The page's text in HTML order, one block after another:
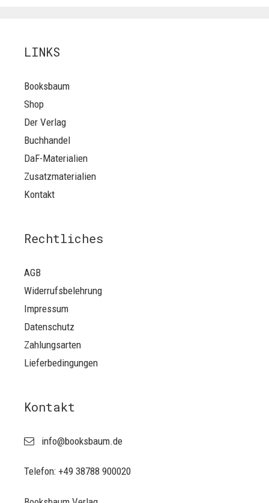
LINKS
Booksbaum
Shop
Der Verlag
Buchhandel
DaF-Materialien
Zusatzmaterialien
Kontakt
Rechtliches
AGB
Widerrufsbelehrung
Impressum
Datenschutz
Zahlungsarten
Lieferbedingungen
Kontakt
info@booksbaum.de
Telefon: +49 38788 900020